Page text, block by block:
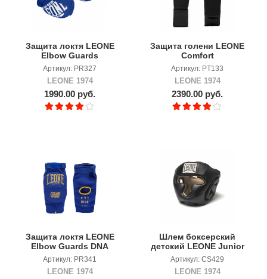
Защита локтя LEONE
Elbow Guards
Артикул: PR327
LEONE 1974
1990.00 руб.
Защита голени LEONE
Comfort
Артикул: PT133
LEONE 1974
2390.00 руб.
Защита локтя LEONE
Elbow Guards DNA
Артикул: PR341
LEONE 1974
Шлем боксерский
детский LEONE Junior
Артикул: CS429
LEONE 1974